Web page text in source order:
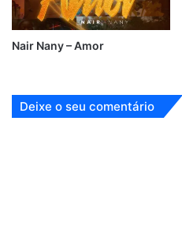
Nair Nany – Amor
Deixe o seu comentário